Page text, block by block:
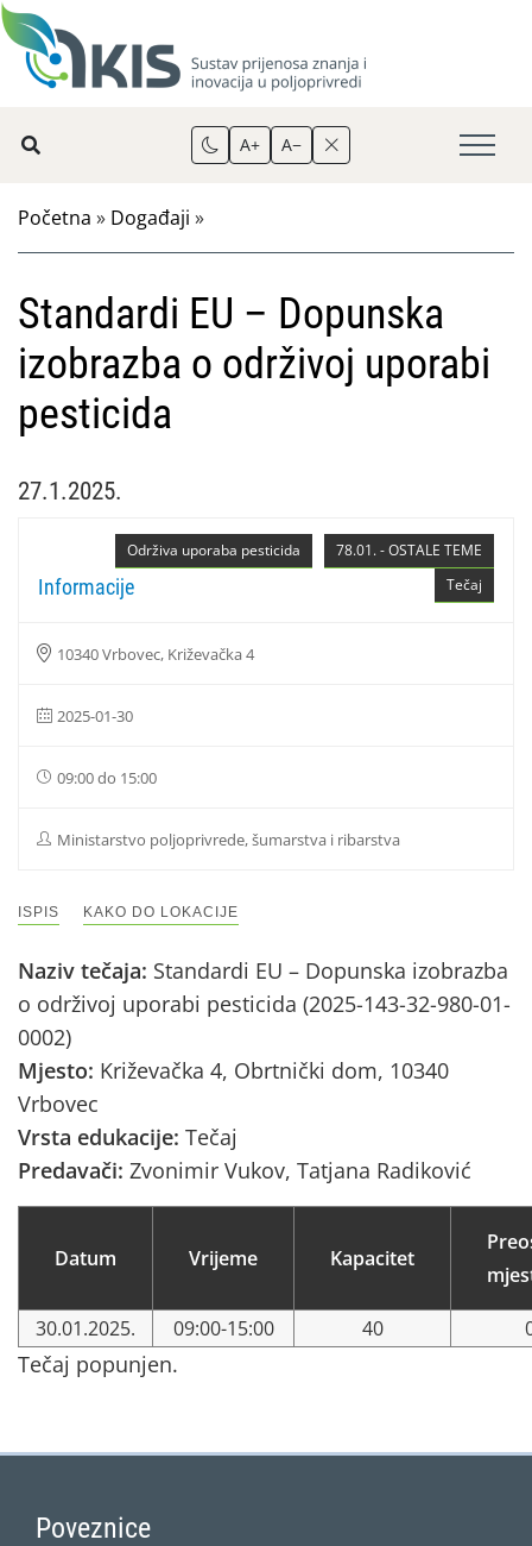
A+ A−
Početna » Događaji »
Standardi EU – Dopunska
izobrazba o održivoj uporabi
pesticida
27.1.2025.
78.01. - OSTALE TEME
Održiva uporaba pesticida
Tečaj
Informacije
10340 Vrbovec, Križevačka 4
2025-01-30
09:00 do 15:00
Ministarstvo poljoprivrede, šumarstva i ribarstva
ISPIS KAKO DO LOKACIJE
Naziv tečaja: Standardi EU – Dopunska izobrazba
o održivoj uporabi pesticida (2025-143-32-980-01-
0002)
Mjesto: Križevačka 4, Obrtnički dom, 10340
Vrbovec
Vrsta edukacije: Tečaj
Predavači: Zvonimir Vukov, Tatjana Radiković
Datum Vrijeme Kapacitet
30.01.2025. 09:00-15:00 40
Tečaj popunjen.
Poveznice